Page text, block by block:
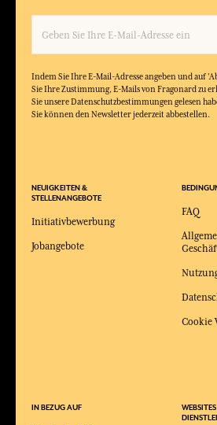
Indem Sie Ihre E-Mail-Adresse angeben und auf
Sie Ihre Zustimmung, E-Mails von Fragonard zu
Sie unsere Datenschutzbestimmungen gelesen
Sie können den Newsletter jederzeit abbestellen.
FAQ
Cookie
IN BEZUG AUF
NEUIGKEITEN &
STELLENANGEBOTE
Initiativbewerbung
Jobangebote